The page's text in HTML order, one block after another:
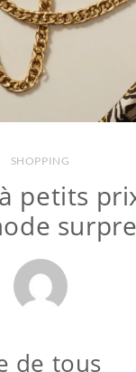
SHOPPING
petits
de tous